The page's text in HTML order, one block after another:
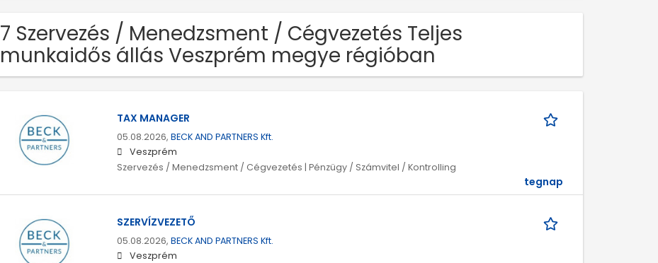
7 Szervezés / Menedzsment / Cégvezetés Teljes
munkaidős állás Veszprém megye régióban
TAX MANAGER
05.08.2026, BECK AND PARTNERS Kft.
Veszprém
Szervezés / Menedzsment / Cégvezetés | Pénzügy / Számvitel / Kontrolling
tegnap
SZERVÍZVEZETŐ
05.08.2026, BECK AND PARTNERS Kft.
Veszprém